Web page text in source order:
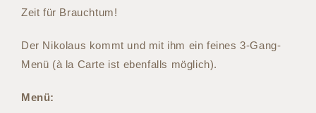
Zeit für Brauchtum!
Der Nikolaus kommt und mit ihm ein feines 3-Gang-
Menü (à la Carte ist ebenfalls möglich).
Menü: